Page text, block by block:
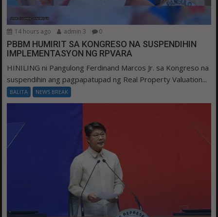
14 hours ago admin 3 0
PBBM HUMIRIT SA KONGRESO NA SUSPENDIHIN
IMPLEMENTASYON NG RPVARA
HINILING ni Pangulong Ferdinand Marcos Jr. sa Kongreso na
suspendihin ang pagpapatupad ng Real Property Valuation...
BALITA NEWS BREAK